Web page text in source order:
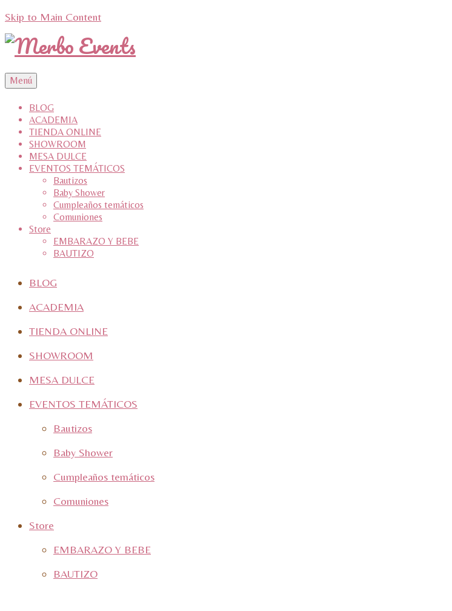
Skip to Main Content
Menú
BLOG
ACADEMIA
TIENDA ONLINE
SHOWROOM
MESA DULCE
EVENTOS TEMÁTICOS
Bautizos
Baby Shower
Cumpleaños temáticos
Comuniones
Store
EMBARAZO Y BEBE
BAUTIZO
BLOG
ACADEMIA
TIENDA ONLINE
SHOWROOM
MESA DULCE
EVENTOS TEMÁTICOS
Bautizos
Baby Shower
Cumpleaños temáticos
Comuniones
Store
EMBARAZO Y BEBE
BAUTIZO